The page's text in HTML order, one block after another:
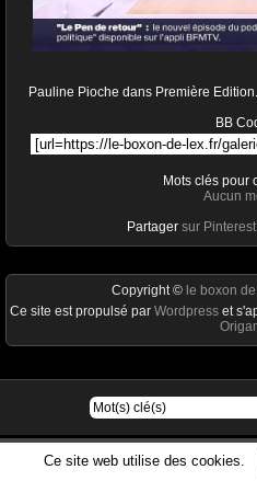
Pauline Pioche dans Première
BB
Mots clés pour
Aucun
Partager sur Pinterest
Ce site web utilise des cookies.
Copyright © le boxon
Ce site est propulsé par Wordpress et